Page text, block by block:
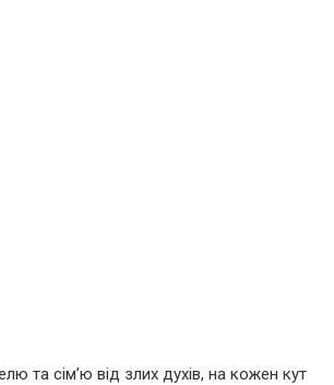
та сім’ю від злих духів, на кожен кут